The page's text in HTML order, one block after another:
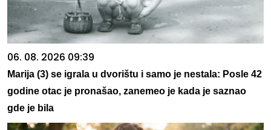
06. 08. 2026 09:39
Marija (3) se igrala u dvorištu i samo je nestala: Posle 42
godine otac je pronašao, zanemeo je kada je saznao
gde je bila